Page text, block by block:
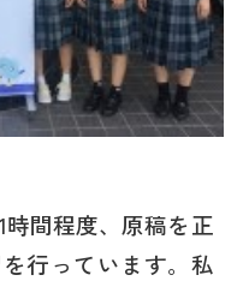
間程度、原稿を正
行っています。私